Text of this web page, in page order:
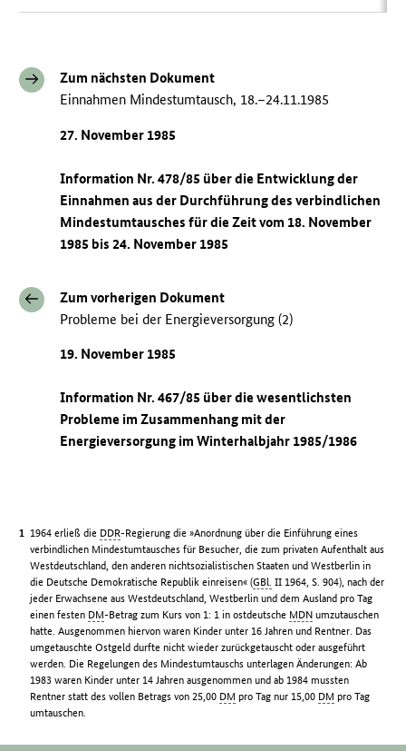
Zum nächsten Dokument
Einnahmen Mindestumtausch, 18.–24.11.1985
27. November 1985
Information Nr. 478/85 über die Entwicklung der
Einnahmen aus der Durchführung des verbindlichen
Mindestumtausches für die Zeit vom 18. November
1985 bis 24. November 1985
Zum vorherigen Dokument
Probleme bei der Energieversorgung (2)
19. November 1985
Information Nr. 467/85 über die wesentlichsten
Probleme im Zusammenhang mit der
Energieversorgung im Winterhalbjahr 1985/1986
1964 erließ die DDR-Regierung die »Anordnung über die Einführung eines
verbindlichen Mindestumtausches für Besucher, die zum privaten Aufenthalt aus
Westdeutschland, den anderen nichtsozialistischen Staaten und Westberlin in
die Deutsche Demokratische Republik einreisen« (GBl. II 1964, S. 904), nach der
jeder Erwachsene aus Westdeutschland, Westberlin und dem Ausland pro Tag
einen festen DM-Betrag zum Kurs von 1: 1 in ostdeutsche MDN umzutauschen
hatte. Ausgenommen hiervon waren Kinder unter 16 Jahren und Rentner. Das
umgetauschte Ostgeld durfte nicht wieder zurückgetauscht oder ausgeführt
werden. Die Regelungen des Mindestumtauschs unterlagen Änderungen: Ab
1983 waren Kinder unter 14 Jahren ausgenommen und ab 1984 mussten
Rentner statt des vollen Betrags von 25,00 DM pro Tag nur 15,00 DM pro Tag
umtauschen.